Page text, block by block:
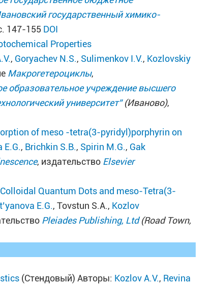
государственный химико-
147-155 DOI
Properties
, Goryachev N.S., Sulimenkov I.V., Kozlovskiy
Макрогетероциклы,
образовательное учреждение высшего
университет”(Иваново),
of meso -tetra(3-pyridyl)porphyrin on
E.G., Brichkin S.B., Spirin M.G., Gak
, издательство Elsevier
Quantum Dots and meso-Tetra(3-
E.G., Tovstun S.A., Kozlov
Pleiades Publishing, Ltd(Road Town,
(Стендовый) Авторы: Kozlov A.V., Revina